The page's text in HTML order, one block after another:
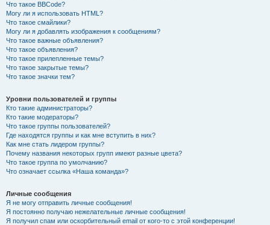
Что такое BBCode?
Могу ли я использовать HTML?
Что такое смайлики?
Могу ли я добавлять изображения к сообщениям?
Что такое важные объявления?
Что такое объявления?
Что такое прилепленные темы?
Что такое закрытые темы?
Что такое значки тем?
Уровни пользователей и группы
Кто такие администраторы?
Кто такие модераторы?
Что такое группы пользователей?
Где находятся группы и как мне вступить в них?
Как мне стать лидером группы?
Почему названия некоторых групп имеют разные цвета?
Что такое группа по умолчанию?
Что означает ссылка «Наша команда»?
Личные сообщения
Я не могу отправить личные сообщения!
Я постоянно получаю нежелательные личные сообщения!
Я получил спам или оскорбительный email от кого-то с этой конференции!